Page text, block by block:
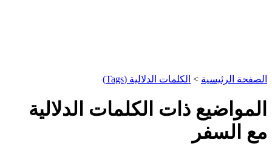
الصفحة الرئيسية > الكلمات الدلالية (Tags)
المواضيع ذات الكلمات الدلالية
مع السفر